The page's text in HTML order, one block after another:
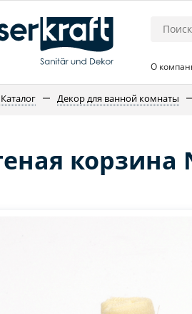
О
Каталог Декор для ванной комнаты
корзина